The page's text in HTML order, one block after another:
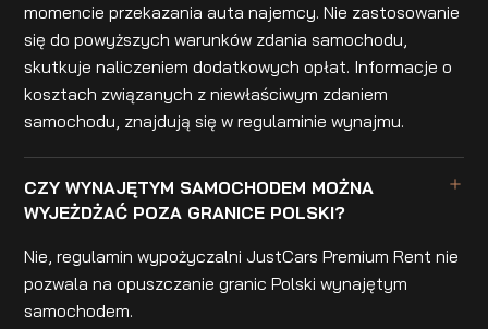
momencie przekazania auta najemcy. Nie zastosowanie
się do powyższych warunków zdania samochodu,
skutkuje naliczeniem dodatkowych opłat. Informacje o
kosztach związanych z niewłaściwym zdaniem
samochodu, znajdują się w regulaminie wynajmu.
CZY WYNAJĘTYM SAMOCHODEM MOŻNA
WYJEŻDŻAĆ POZA GRANICE POLSKI?
Nie, regulamin wypożyczalni JustCars Premium Rent nie
pozwala na opuszczanie granic Polski wynajętym
samochodem.